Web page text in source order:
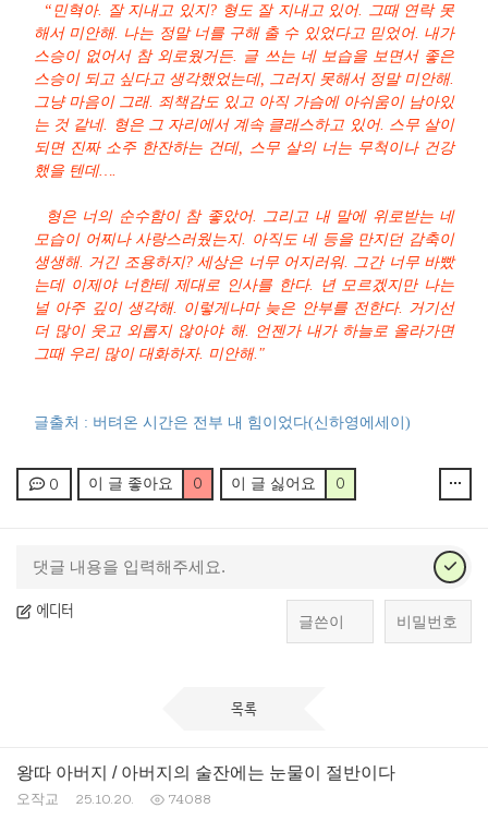
“민혁아. 잘 지내고 있지? 형도 잘 지내고 있어. 그때 연락 못
해서 미안해. 나는 정말 너를 구해 출 수 있었다고 믿었어. 내가
스승이 없어서 참 외로웠거든. 글 쓰는 네 보습을 보면서 좋은
스승이 되고 싶다고 생각했었는데, 그러지 못해서 정말 미안해.
그냥 마음이 그래. 죄책감도 있고 아직 가슴에 아쉬움이 남아있
는 것 같네. 형은 그 자리에서 계속 클래스하고 있어. 스무 살이
되면 진짜 소주 한잔하는 건데, 스무 살의 너는 무척이나 건강
했을 텐데….
형은 너의 순수함이 참 좋았어. 그리고 내 말에 위로받는 네
모습이 어찌나 사랑스러웠는지. 아직도 네 등을 만지던 감축이
생생해. 거긴 조용하지? 세상은 너무 어지러워. 그간 너무 바빴
는데 이제야 너한테 제대로 인사를 한다. 년 모르겠지만 나는
널 아주 깊이 생각해. 이렇게나마 늦은 안부를 전한다. 거기선
더 많이 웃고 외롭지 않아야 해. 언젠가 내가 하늘로 올라가면
그때 우리 많이 대화하자. 미안해."
글출처 : 버텨온 시간은 전부 내 힘이었다(신하영에세이)
0 이 글 좋아요 0 이 글 싫어요 0
에디터
목록
왕따 아버지 / 아버지의 술잔에는 눈물이 절반이다
오작교 25.10.20. 74088